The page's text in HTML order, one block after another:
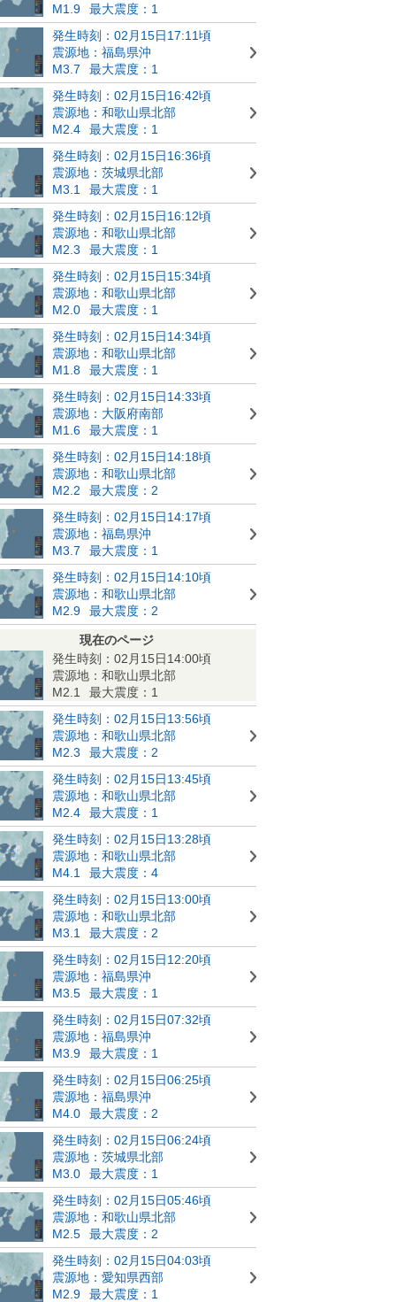
M1.9
最大震度：1
発生時刻：02月15日17:11頃
震源地：福島県沖
M3.7
最大震度：1
発生時刻：02月15日16:42頃
震源地：和歌山県北部
M2.4
最大震度：1
発生時刻：02月15日16:36頃
震源地：茨城県北部
M3.1
最大震度：1
発生時刻：02月15日16:12頃
震源地：和歌山県北部
M2.3
最大震度：1
発生時刻：02月15日15:34頃
震源地：和歌山県北部
M2.0
最大震度：1
発生時刻：02月15日14:34頃
震源地：和歌山県北部
M1.8
最大震度：1
発生時刻：02月15日14:33頃
震源地：大阪府南部
M1.6
最大震度：1
発生時刻：02月15日14:18頃
震源地：和歌山県北部
M2.2
最大震度：2
発生時刻：02月15日14:17頃
震源地：福島県沖
M3.7
最大震度：1
発生時刻：02月15日14:10頃
震源地：和歌山県北部
M2.9
最大震度：2
現在のページ
発生時刻：02月15日14:00頃
震源地：和歌山県北部
M2.1
最大震度：1
発生時刻：02月15日13:56頃
震源地：和歌山県北部
M2.3
最大震度：2
発生時刻：02月15日13:45頃
震源地：和歌山県北部
M2.4
最大震度：1
発生時刻：02月15日13:28頃
震源地：和歌山県北部
M4.1
最大震度：4
発生時刻：02月15日13:00頃
震源地：和歌山県北部
M3.1
最大震度：2
発生時刻：02月15日12:20頃
震源地：福島県沖
M3.5
最大震度：1
発生時刻：02月15日07:32頃
震源地：福島県沖
M3.9
最大震度：1
発生時刻：02月15日06:25頃
震源地：福島県沖
M4.0
最大震度：2
発生時刻：02月15日06:24頃
震源地：茨城県北部
M3.0
最大震度：1
発生時刻：02月15日05:46頃
震源地：和歌山県北部
M2.5
最大震度：2
発生時刻：02月15日04:03頃
震源地：愛知県西部
M2.9
最大震度：1